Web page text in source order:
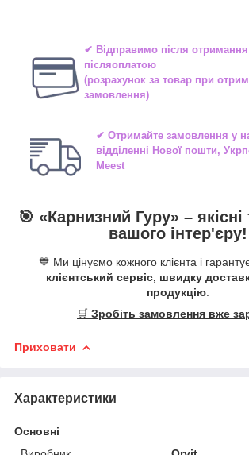
✔ Відправимо після
післяоплатою
(розрахунок за товар при
замовлення)
✔ Отримайте замовлення у
відділенні Нової пошти,
Meest
🎯 «Карнизний Гуру» – якісні
вашого інтер'єру!
💙 Ми цінуємо кожного клієнта і
клієнтський сервіс, швидку
продукцію.
🛒 Зробіть замовлення вже
Приховати
Характеристики
Основні